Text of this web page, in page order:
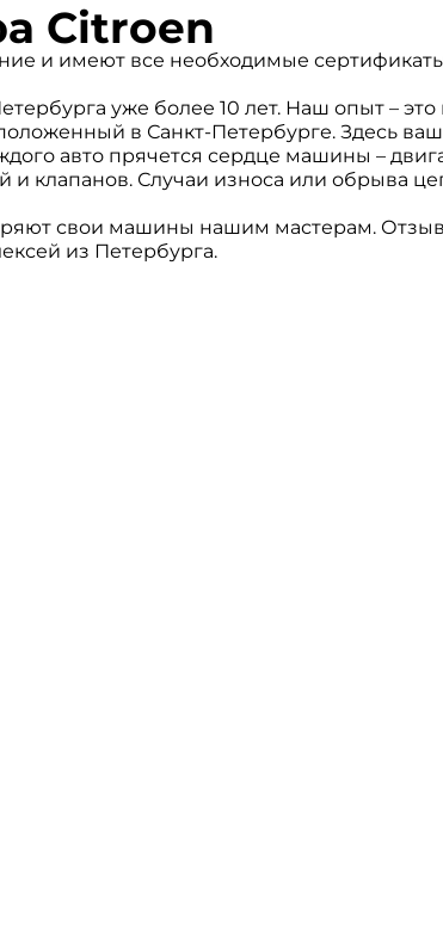
Citroen
и имеют все необходимые
уже более 10 лет. Наш опыт – это
в Санкт-Петербурге. Здесь
авто прячется сердце машины –
клапанов. Случаи износа или обрыва
свои машины нашим мастерам.
из Петербурга.